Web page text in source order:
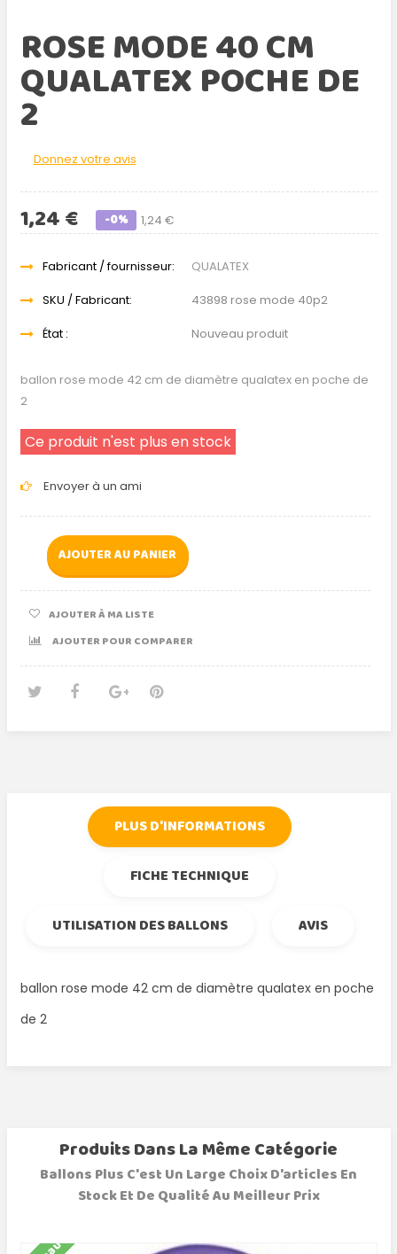
ROSE MODE 40 CM
QUALATEX POCHE DE
2
Donnez votre avis
1,24 €
1,24 € -0%
Fabricant / fournisseur:
QUALATEX
SKU / Fabricant:
43898 rose mode 40p2
État :
Nouveau produit
ballon rose mode 42 cm de diamètre qualatex en poche de
2
Ce produit n'est plus en stock
Envoyer à un ami
AJOUTER AU PANIER
AJOUTER À MA LISTE
AJOUTER POUR COMPARER
PLUS D'INFORMATIONS
FICHE TECHNIQUE
UTILISATION DES BALLONS
AVIS
ballon rose mode 42 cm de diamètre qualatex en poche
de 2
Produits Dans La Même Catégorie
Ballons Plus C'est Un Large Choix D'articles En
Stock Et De Qualité Au Meilleur Prix